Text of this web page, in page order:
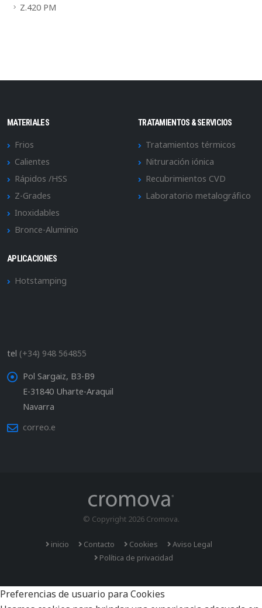
Z.420 PM
MATERIALES
Frios
Calientes
Rápidos /HSS
Z-Grades
Inoxidables
Bronce-Aluminio
TRATAMIENTOS & SERVICIOS
Tratamientos térmicos
Nitruración iónica
Recubrimientos CVD
Laboratorio metalográfico
APLICACIONES
Hotstamping
tel (+34) 948 564855
Pol Sargaiz, B3-B9
E-31840 Uharte-Araquil
Navarra
correo.e
© Copyright 2026 Cromova.
inicio Contacto Cookies
Aviso Legal
Política de privacidad
Preferencias de usuario para Cookies